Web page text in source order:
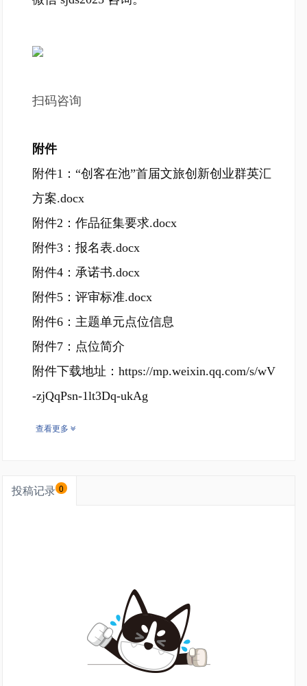
扫码咨询
附件
附件1：“创客在池”首届文旅创新创业群英汇
方案.docx
附件2：作品征集要求.docx
附件3：报名表.docx
附件4：承诺书.docx
附件5：评审标准.docx
附件6：主题单元点位信息
附件7：点位简介
附件下载地址： https://mp.weixin.qq.com/s/wV
-zjQqPsn-1lt3Dq-ukAg
查看更多
投稿记录 0